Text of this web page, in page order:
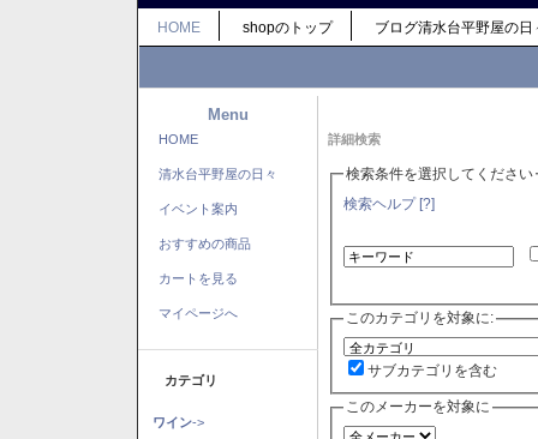
HOME shopのトップ ブログ清水台平野屋の日
Menu
HOME
清水台平野屋の日々
イベント案内
おすすめの商品
カートを見る
マイページへ
カテゴリ
ワイン->
詳細検索
検索条件を選択してください
検索ヘルプ [?]
このカテゴリを対象に:
サブカテゴリを含む
このメーカーを対象に